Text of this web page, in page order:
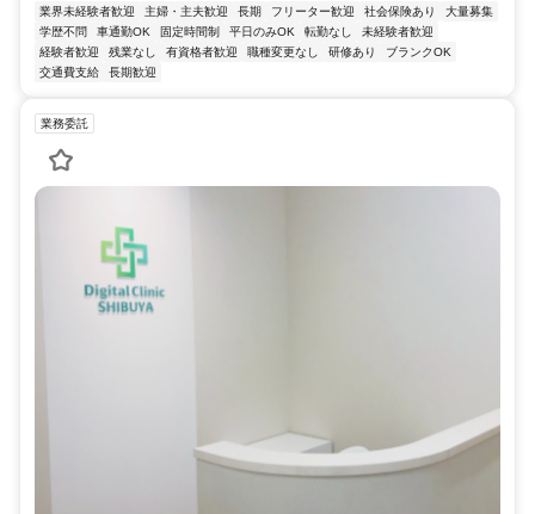
業界未経験者歓迎 主婦・主夫歓迎 長期 フリーター歓迎 社会保険あり
大量募集
学歴不問
車通勤OK 固定時間制 平日のみOK 転勤なし
未経験者歓迎
経験者歓迎
残業なし 有資格者歓迎 職種変更なし 研修あり
ブランクOK
交通費支給
長期歓迎
業務委託